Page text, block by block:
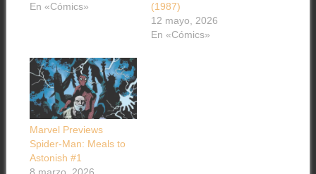
En «Cómics»
(1987)
12 mayo, 2026
En «Cómics»
Marvel Previews
Spider-Man: Meals to
Astonish #1